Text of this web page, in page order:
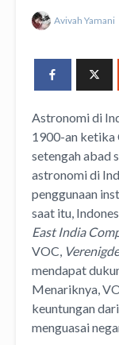
Avivah Yamani
Astronomi di
1900-an ketika
setengah abad
astronomi di
penggunaan
saat itu,
East India
VOC,
mendapat
Menariknya,
keuntungan
menguasai